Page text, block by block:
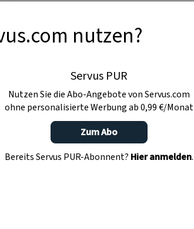
nutzen?
Servus PUR
Nutzen Sie die Abo-Angebote von Servus.com
ohne personalisierte Werbung ab 0,99 €/Monat
Zum Abo
Bereits Servus PUR-Abonnent? Hier anmelden.